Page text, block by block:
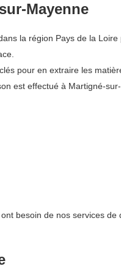
Mayenne
la région Pays de la
pour en extraire les
est effectué à Martigné-
besoin de nos services